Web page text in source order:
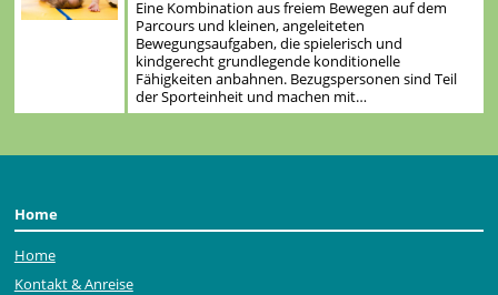
Eine Kombination aus freiem Bewegen auf dem
Parcours und kleinen, angeleiteten
Bewegungsaufgaben, die spielerisch und
kindgerecht grundlegende konditionelle
Fähigkeiten anbahnen. Bezugspersonen sind Teil
der Sporteinheit und machen mit…
Home
Home
Kontakt & Anreise